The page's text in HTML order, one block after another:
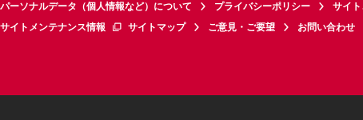
パーソナルデータ（個人情報など）について プライバシーポリシー サイ
サイトメンテナンス情報
サイトマップ ご意見・ご要望 お問い合わせ